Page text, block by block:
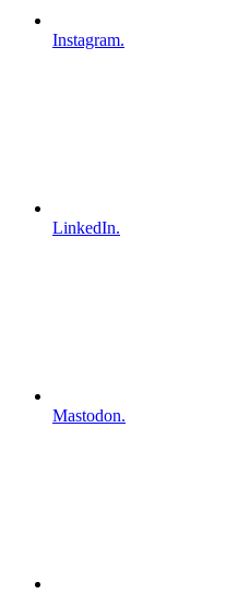
Instagram.
LinkedIn.
Mastodon.